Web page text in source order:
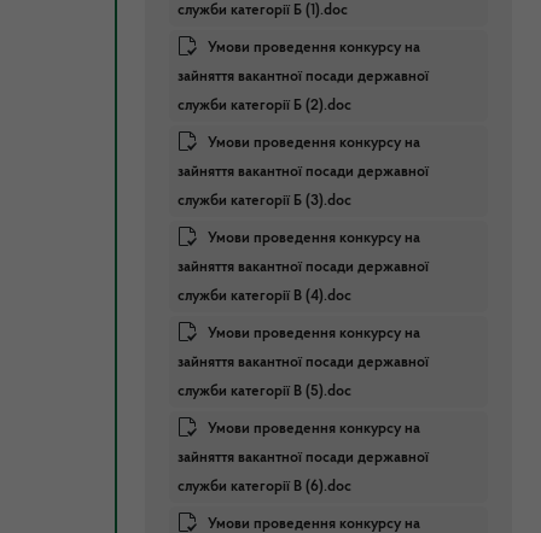
служби категорії Б (1).doc
Умови проведення конкурсу на
зайняття вакантної посади державної
служби категорії Б (2).doc
Умови проведення конкурсу на
зайняття вакантної посади державної
служби категорії Б (3).doc
Умови проведення конкурсу на
зайняття вакантної посади державної
служби категорії В (4).doc
Умови проведення конкурсу на
зайняття вакантної посади державної
служби категорії В (5).doc
Умови проведення конкурсу на
зайняття вакантної посади державної
служби категорії В (6).doc
Умови проведення конкурсу на